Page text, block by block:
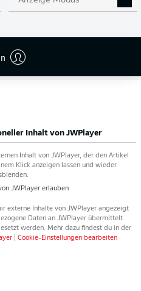
APP STORE
Inhalt von JWPlayer
Inhalt von JWPlayer, der den Artikel
Klick anzeigen lassen und wieder
JWPlayererlauben
externe Inhalte von JWPlayer angezeigt
Daten an JWPlayerübermittelt
werden. Mehr dazu findest du in der
Cookie-Einstellungen bearbeiten